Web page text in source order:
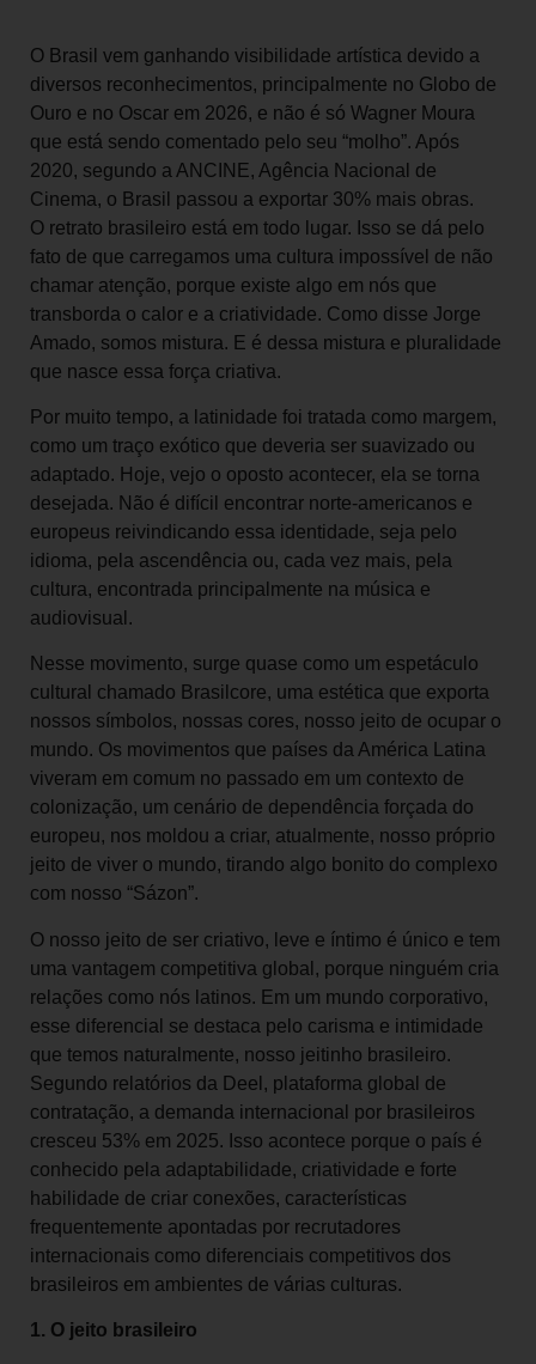
O Brasil vem ganhando visibilidade artística devido a
diversos reconhecimentos, principalmente no Globo de
Ouro e no Oscar em 2026, e não é só Wagner Moura
que está sendo comentado pelo seu “molho”. Após
2020, segundo a ANCINE, Agência Nacional de
Cinema, o Brasil passou a exportar 30% mais obras.
O retrato brasileiro está em todo lugar. Isso se dá pelo
fato de que carregamos uma cultura impossível de não
chamar atenção, porque existe algo em nós que
transborda o calor e a criatividade. Como disse Jorge
Amado, somos mistura. E é dessa mistura e pluralidade
que nasce essa força criativa.
Por muito tempo, a latinidade foi tratada como margem,
como um traço exótico que deveria ser suavizado ou
adaptado. Hoje, vejo o oposto acontecer, ela se torna
desejada. Não é difícil encontrar norte-americanos e
europeus reivindicando essa identidade, seja pelo
idioma, pela ascendência ou, cada vez mais, pela
cultura, encontrada principalmente na música e
audiovisual.
Nesse movimento, surge quase como um espetáculo
cultural chamado Brasilcore, uma estética que exporta
nossos símbolos, nossas cores, nosso jeito de ocupar o
mundo. Os movimentos que países da América Latina
viveram em comum no passado em um contexto de
colonização, um cenário de dependência forçada do
europeu, nos moldou a criar, atualmente, nosso próprio
jeito de viver o mundo, tirando algo bonito do complexo
com nosso “Sázon”.
O nosso jeito de ser criativo, leve e íntimo é único e tem
uma vantagem competitiva global, porque ninguém cria
relações como nós latinos. Em um mundo corporativo,
esse diferencial se destaca pelo carisma e intimidade
que temos naturalmente, nosso jeitinho brasileiro.
Segundo relatórios da Deel, plataforma global de
contratação, a demanda internacional por brasileiros
cresceu 53% em 2025. Isso acontece porque o país é
conhecido pela adaptabilidade, criatividade e forte
habilidade de criar conexões, características
frequentemente apontadas por recrutadores
internacionais como diferenciais competitivos dos
brasileiros em ambientes de várias culturas.
1. O jeito brasileiro